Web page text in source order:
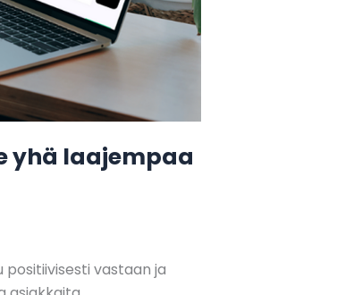
yhä laajempaa
vastaan ja